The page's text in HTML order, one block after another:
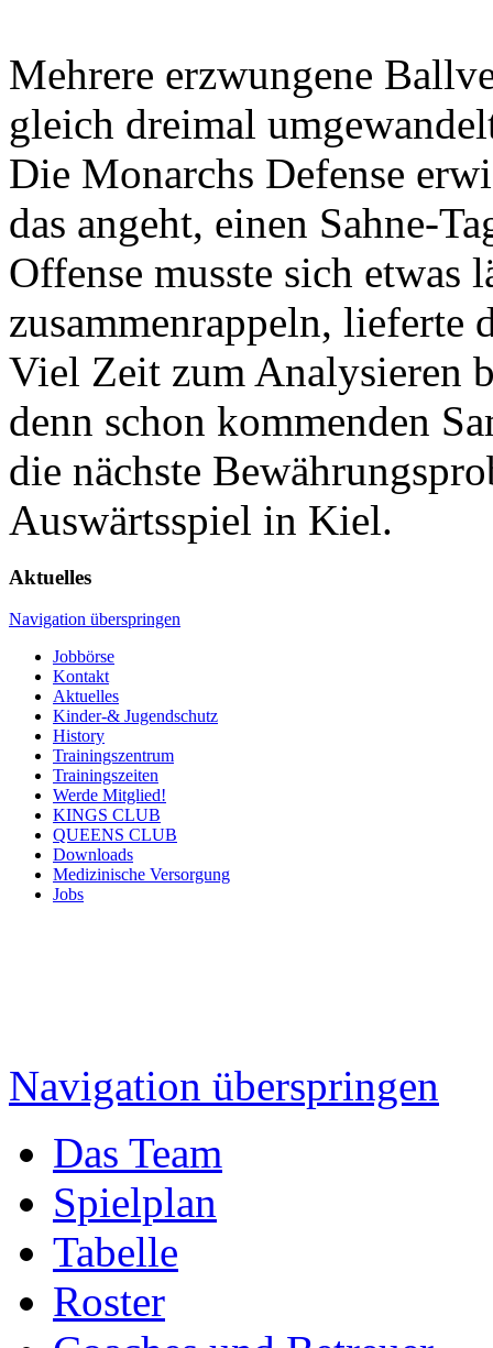
Mehrere erzwungene
gleich dreimal
Die Monarchs Defense
das angeht, einen Sahne-
Offense musste sich etwas
zusammenrappeln, lieferte
Viel Zeit zum Analysieren
denn schon kommenden
die nächste
Auswärtsspiel in Kiel.
Aktuelles
Navigation überspringen
Jobbörse
Kontakt
Aktuelles
Kinder-& Jugendschutz
History
Trainingszentrum
Trainingszeiten
Werde Mitglied!
KINGS CLUB
QUEENS CLUB
Downloads
Medizinische Versorgung
Jobs
Navigation überspringen
Das Team
Spielplan
Tabelle
Roster